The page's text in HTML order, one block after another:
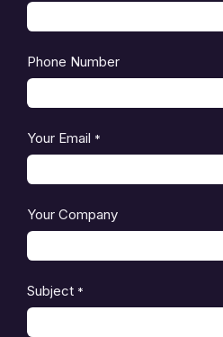
Phone Number
Your Email *
Your Company
Subject *